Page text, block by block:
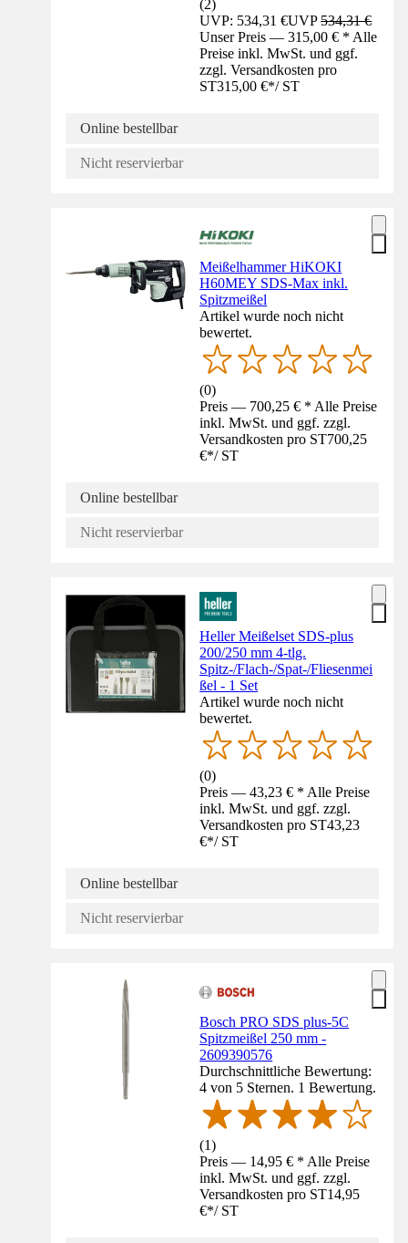
(2)
UVP: 534,31 €UVP534,31 €
Unser Preis — 315,00 € * Alle
Preise inkl. MwSt. und ggf.
zzgl. Versandkosten pro
ST315,00 €*/ ST
Online bestellbar
Nicht reservierbar
Meißelhammer HiKOKI
H60MEY SDS-Max inkl.
Spitzmeißel
Artikel wurde noch nicht
bewertet.
(0)
Preis — 700,25 € * Alle Preise
inkl. MwSt. und ggf. zzgl.
Versandkosten pro ST700,25
€*/ ST
Online bestellbar
Nicht reservierbar
Heller Meißelset SDS-plus
200/250 mm 4-tlg.
Spitz-/Flach-/Spat-/Fliesenmei
ßel - 1 Set
Artikel wurde noch nicht
bewertet.
(0)
Preis — 43,23 € * Alle Preise
inkl. MwSt. und ggf. zzgl.
Versandkosten pro ST43,23
€*/ ST
Online bestellbar
Nicht reservierbar
Bosch PRO SDS plus-5C
Spitzmeißel 250 mm -
2609390576
Durchschnittliche Bewertung:
4 von 5 Sternen. 1 Bewertung.
(1)
Preis — 14,95 € * Alle Preise
inkl. MwSt. und ggf. zzgl.
Versandkosten pro ST14,95
€*/ ST